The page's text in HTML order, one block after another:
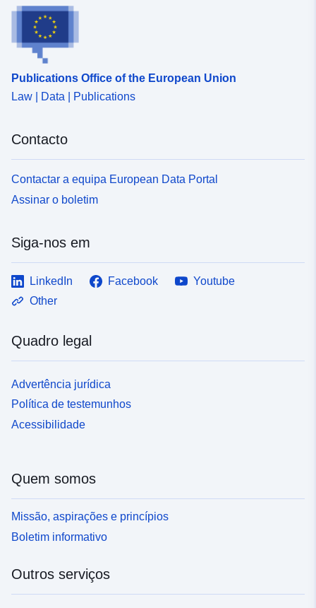
Publications Office of the European Union
Law | Data | Publications
Contacto
Contactar a equipa European Data Portal
Assinar o boletim
Siga-nos em
LinkedIn Facebook
Youtube
Other
Quadro legal
Advertência jurídica
Política de testemunhos
Acessibilidade
Quem somos
Missão, aspirações e princípios
Boletim informativo
Outros serviços